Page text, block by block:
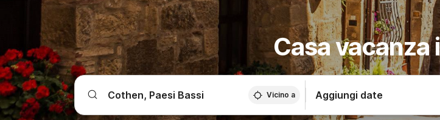
Casa vacanza
Vicino a Aggiungi date